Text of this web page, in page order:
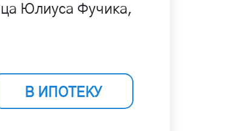
Юлиуса Фучика,
В ИПОТЕКУ